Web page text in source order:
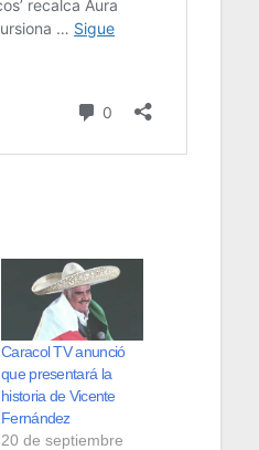
Caracol TV anunció
que presentará la
historia de Vicente
Fernández
20 de septiembre